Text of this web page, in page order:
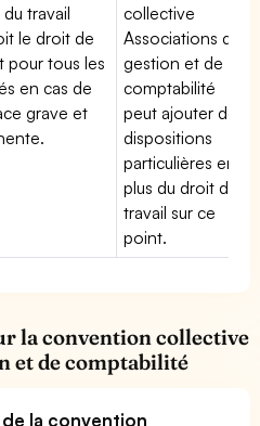
travail
le droit de
pour tous les
en cas de
grave et
collective
Associations de
gestion et de
comptabilité
peut ajouter des
dispositions
particulières en
plus du droit du
travail sur ce
point.
la convention collective
et de comptabilité
la convention